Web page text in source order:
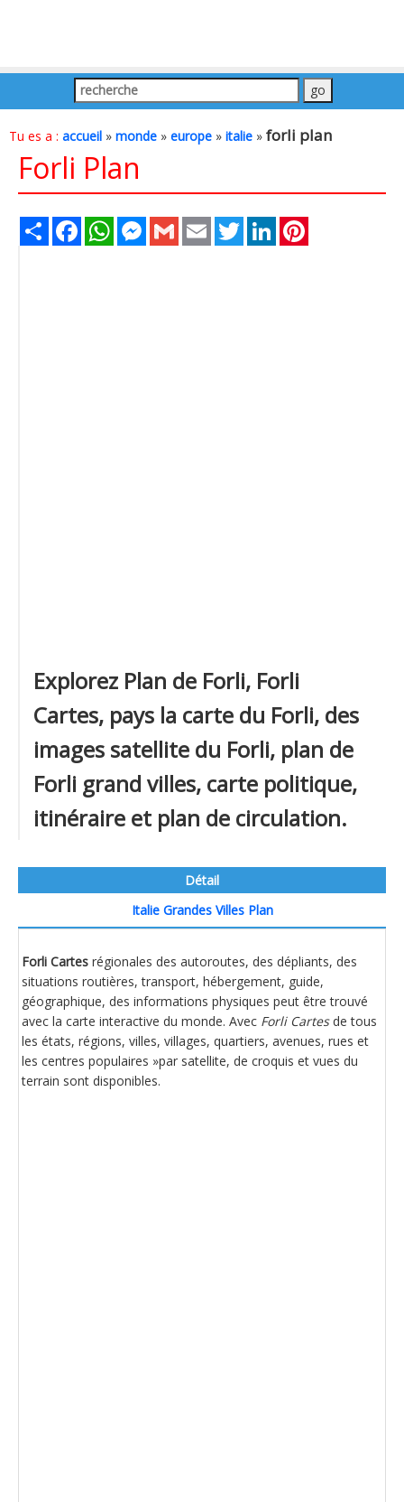
Tu es a : accueil » monde » europe » italie » forli plan
Forli Plan
Share FacebookWhatsAppMessenger
Gmail Email TwitterLinkedIn
Explorez Plan de Forli, Forli
Cartes, pays la carte du Forli, des
images satellite du Forli, plan de
Forli grand villes, carte politique,
itinéraire et plan de circulation.
Détail
Italie Grandes Villes Plan
Forli Cartes régionales des autoroutes, des dépliants, des
situations routières, transport, hébergement, guide,
géographique, des informations physiques peut être trouvé
avec la carte interactive du monde. Avec Forli Cartesde tous
les états, régions, villes, villages, quartiers, avenues, rues et
les centres populaires »par satellite, de croquis et vues du
terrain sont disponibles.